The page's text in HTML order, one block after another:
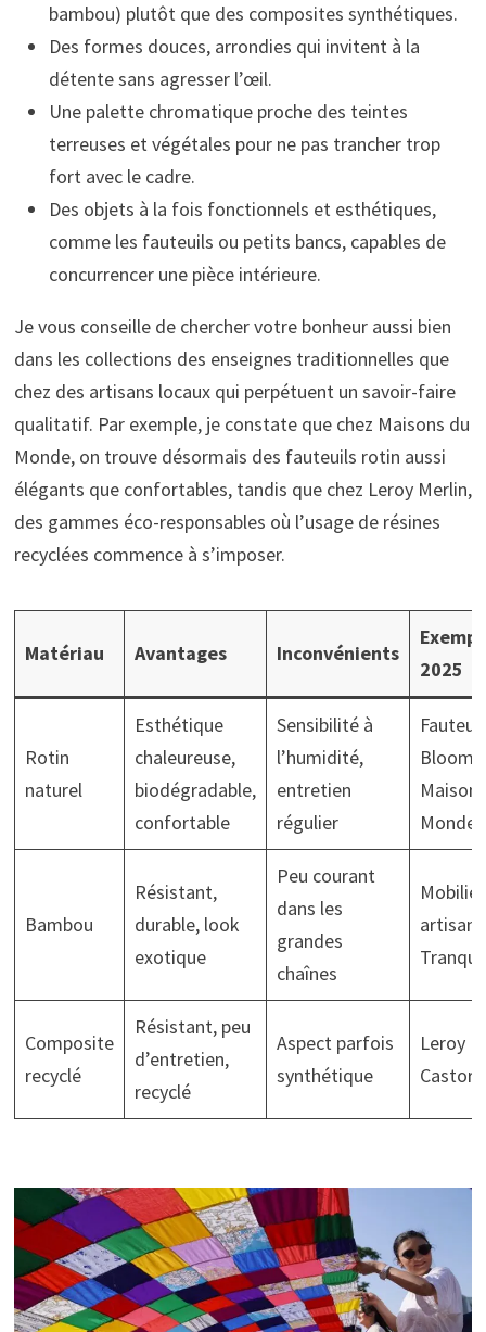
bambou) plutôt que des composites synthétiques.
Des formes douces, arrondies qui invitent à la
détente sans agresser l’œil.
Une palette chromatique proche des teintes
terreuses et végétales pour ne pas trancher trop
fort avec le cadre.
Des objets à la fois fonctionnels et esthétiques,
comme les fauteuils ou petits bancs, capables de
concurrencer une pièce intérieure.
Je vous conseille de chercher votre bonheur aussi bien
dans les collections des enseignes traditionnelles que
chez des artisans locaux qui perpétuent un savoir-faire
qualitatif. Par exemple, je constate que chez Maisons du
Monde, on trouve désormais des fauteuils rotin aussi
élégants que confortables, tandis que chez Leroy Merlin,
des gammes éco-responsables où l’usage de résines
recyclées commence à s’imposer.
Matériau Avantages Inconvénients
2025
Rotin
naturel
Esthétique
chaleureuse,
biodégradable,
confortable
Sensibilité à
l’humidité,
entretien
régulier
Fauteuil
Monde
Bambou
Résistant,
durable, look
exotique
Peu courant
dans les
grandes
chaînes
Mobilier
Composite
recyclé
Résistant, peu
d’entretien,
recyclé
Aspect parfois
synthétique
Leroy